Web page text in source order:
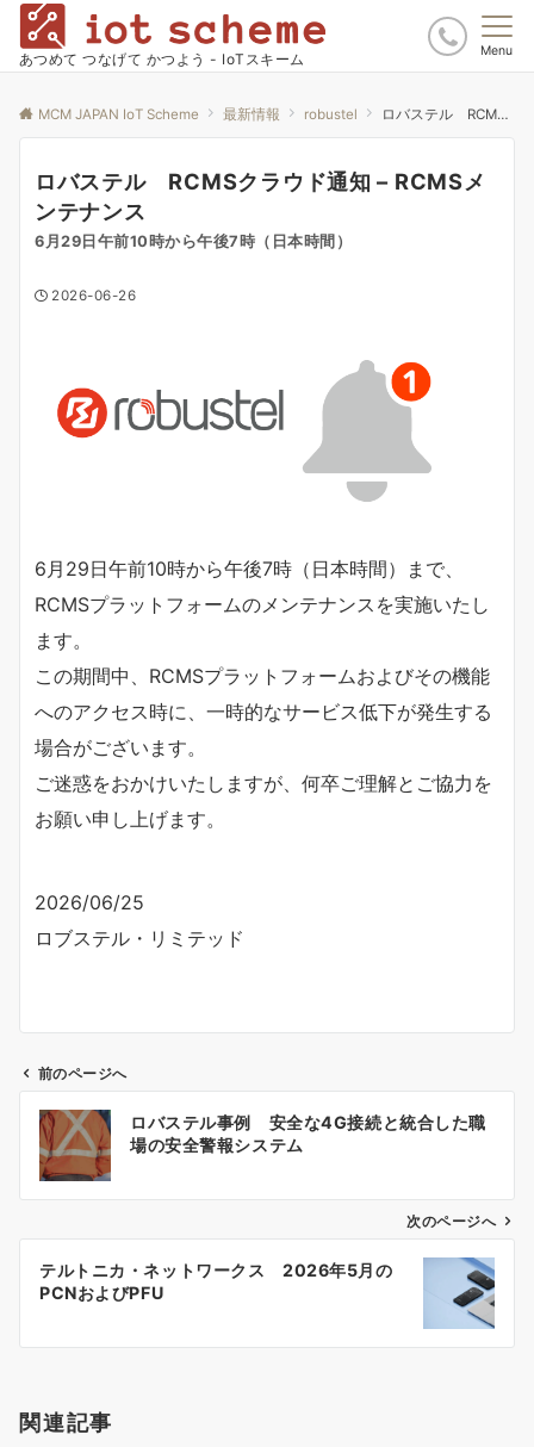
あつめて つなげて かつよう - IoTスキーム Menu
MCM JAPAN IoT Scheme 最新情報 robustel ロバステル RCMSクラウド通知 – RCMSメンテナンス
ロバステル RCMSクラウド通知 – RCMSメ
ンテナンス
6月29日午前10時から午後7時（日本時間）
2026-06-26
6月29日午前10時から午後7時（日本時間）まで、
RCMSプラットフォームのメンテナンスを実施いたし
ます。
この期間中、RCMSプラットフォームおよびその機能
へのアクセス時に、一時的なサービス低下が発生する
場合がございます。
ご迷惑をおかけいたしますが、何卒ご理解とご協力を
お願い申し上げます。
2026/06/25
ロブステル・リミテッド
ビ
ン
前のページへ
ロバステル事例 安全な4G接続と統合した職
場の安全警報システム
次のページへ
テルトニカ・ネットワークス 2026年5月の
PCNおよびPFU
関連記事